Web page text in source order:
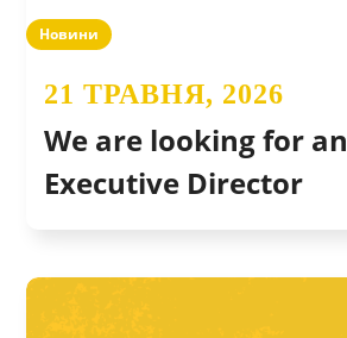
Новини
21 ТРАВНЯ, 2026
We are looking for an
Executive Director